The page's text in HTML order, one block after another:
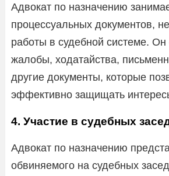
Адвокат по назначению
процессуальных документов,
работы в судебной системе. Он
жалобы, ходатайства,
другие документы, которые
эффективно защищать
4. Участие в судебных
Адвокат по назначению
обвиняемого на судебных